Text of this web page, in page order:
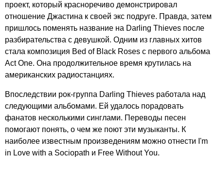
проект, который красноречиво демонстрировал
отношение Джастина к своей экс подруге. Правда, затем
пришлось поменять название на Darling Thieves после
разбирательства с девушкой. Одним из главных хитов
стала композиция Bed of Black Roses с первого альбома
Act One. Она продолжительное время крутилась на
американских радиостанциях.
Впоследствии рок-группа Darling Thieves работала над
следующими альбомами. Ей удалось порадовать
фанатов несколькими синглами. Переводы песен
помогают понять, о чем же поют эти музыканты. К
наиболее известным произведениям можно отнести I'm
in Love with a Sociopath и Free Without You.